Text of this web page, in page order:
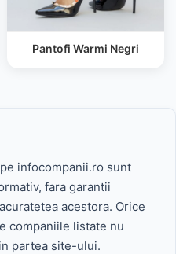
Pantofi Warmi Negri
infocompanii.ro sunt
fara garantii
acestora. Orice
companiile listate nu
partea site-ului.